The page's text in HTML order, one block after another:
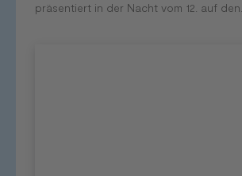
präsentiert in der Nacht vom 12. auf den...